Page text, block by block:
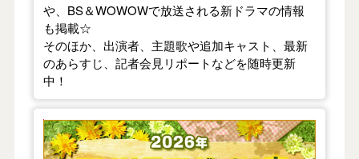
や、BS＆WOWOWで放送される新ドラマの情報
も掲載☆
そのほか、出演者、主題歌や追加キャスト、最新
のあらすじ、記者会見リポートなどを随時更新
中！
【2026年春】TVドラマガイド